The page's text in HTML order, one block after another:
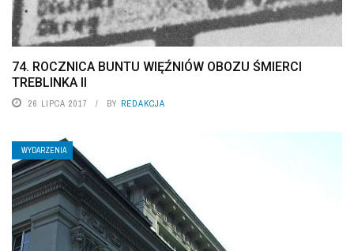
74. ROCZNICA BUNTU WIĘŹNIÓW OBOZU ŚMIERCI
TREBLINKA II
26 LIPCA 2017 BY REDAKCJA
WYDARZENIA